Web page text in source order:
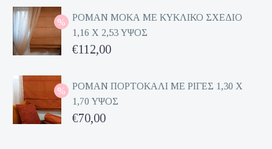
was:
€162,00.
τρέχουσα
τιμή
είναι:
ΡΟΜΑΝ ΜΟΚΑ ΜΕ ΚΥΚΛΙΚΟ ΣΧΕΔΙΟ
1,16 Χ 2,53 ΥΨΟΣ
Original
was:
€224,00.
€112,00
τρέχουσα
τιμή
είναι:
ΡΟΜΑΝ ΠΟΡΤΟΚΑΛΙ ΜΕ ΡΙΓΕΣ 1,30 Χ
1,70 ΥΨΟΣ
Original
€70,00